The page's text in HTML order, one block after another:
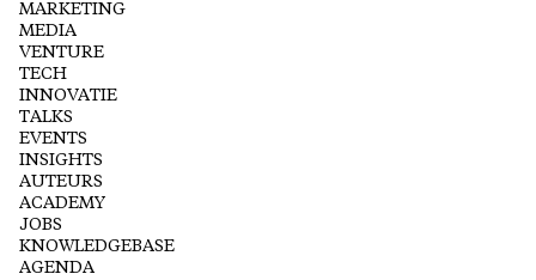
MARKETING
MEDIA
VENTURE
TECH
INNOVATIE
TALKS
EVENTS
INSIGHTS
AUTEURS
ACADEMY
JOBS
KNOWLEDGEBASE
AGENDA